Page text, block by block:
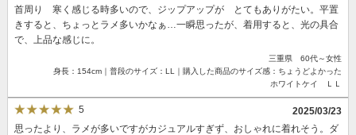
首周り 寒く感じる時多いので、ジップアップが とてもありがたい。平置
きすると、ちょっとラメ多いかなぁ…一瞬思ったが、着用すると、光の具合
で、上品な感じに。
三重県 60代～女性
身長：154cm｜普段のサイズ：LL｜購入した商品のサイズ感：ちょうどよかった
ホワイトケイ ＬＬ
5
2025/03/23
思ったより、ラメが多いですがカジュアルすぎず、おしゃれに着れそう。ダ